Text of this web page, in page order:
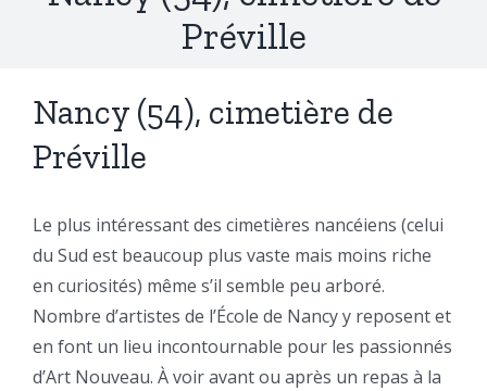
Préville
Nancy (54), cimetière de
Préville
Le plus intéressant des cimetières nancéiens (celui
du Sud est beaucoup plus vaste mais moins riche
en curiosités) même s’il semble peu arboré.
Nombre d’artistes de l’École de Nancy y reposent et
en font un lieu incontournable pour les passionnés
d’Art Nouveau. À voir avant ou après un repas à la